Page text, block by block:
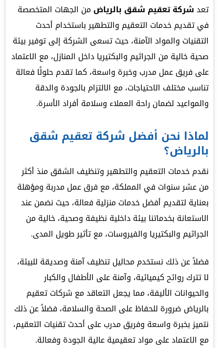
تعدشركة تعقيم شقق بالرياضمن الجهات المتخصصة
في تقديم خدمات التعقيم والتطهير باستخدام أحدث
التقنيات والمواد الآمنة، حيث تسعى الشركة إلى توفير بيئة
صحية خالية من الجراثيم والبكتيريا داخل المنازل، مع الاعتماد
على فريق عمل مدرب وخبرة واسعة، كما تقدم حلولًا فعالة
تناسب مختلف الاحتياجات، مع الالتزام بالجودة والدقة
والمواعيد لضمان راحة العملاء وسلامة أفراد الأسرة.
لماذا نحن أفضل شركة تعقيم شقق
بالرياض؟
نقدم خدمات التعقيم والتطهير وتنظيف الشقق منذ أكثر
من عشر سنوات في المملكة، مع فرق عمل مدربة ومؤهلة
بعناية لتقديم أفضل خدمات منزلية فعالة، حيث نضمن عند
الاستعانة بخدماتنا بيئة داخلية نظيفة وصحية، خالية من
الجراثيم والبكتيريا والفيروسات، مع تأثير طويل المدى.
فضلاً عن ذلك نستخدم محاليل تنظيف آمنة وصديقة للبيئة،
لا تترك روائح كيميائية، وآمنة على الأطفال والكبار
والحيوانات الأليفة، مما يجعل التعاقد مع شركات تعقيم
بالرياض ضرورة للحفاظ على الصحة والسلامة، فضلاً عن ذلك
نتميز بخبرة واسعة وفريق مدرب على أحدث تقنيات التعقيم،
مع الاعتماد على مواد تعقيمية عالية الجودة وفعالة.